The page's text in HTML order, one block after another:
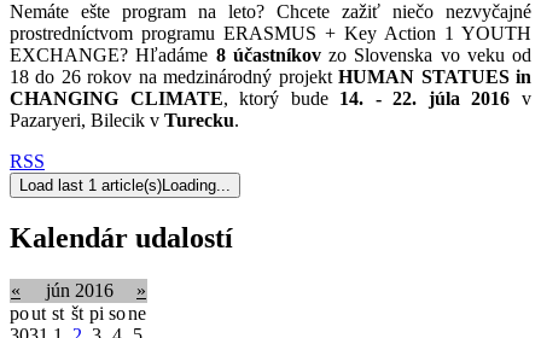
Nemáte ešte program na leto? Chcete zažiť niečo nezvyčajné
prostredníctvom programu ERASMUS + Key Action 1 YOUTH
EXCHANGE? Hľadáme 8 účastníkovzo Slovenska vo veku od
18 do 26 rokov na medzinárodný projektHUMAN STATUES in
CHANGING CLIMATE, ktorý bude 14. - 22. júla 2016 v
Pazaryeri, Bilecik v Turecku.
RSS
Load last 1 article(s)Loading...
Kalendár udalostí
« jún 2016
»
pout st št pi sone